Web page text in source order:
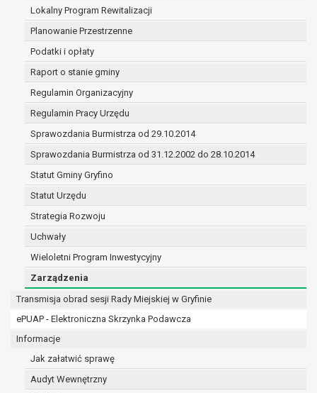
Lokalny Program Rewitalizacji
Planowanie Przestrzenne
Podatki i opłaty
Raport o stanie gminy
Regulamin Organizacyjny
Regulamin Pracy Urzędu
Sprawozdania Burmistrza od 29.10.2014
Sprawozdania Burmistrza od 31.12.2002 do 28.10.2014
Statut Gminy Gryfino
Statut Urzędu
Strategia Rozwoju
Uchwały
Wieloletni Program Inwestycyjny
Zarządzenia
Transmisja obrad sesji Rady Miejskiej w Gryfinie
ePUAP - Elektroniczna Skrzynka Podawcza
Informacje
Jak załatwić sprawę
Audyt Wewnętrzny
(merytorycznych), a także obowiązków i
zadań zleconych przez instytucje
nadrzędne wobec Gminy;
zawarcia i realizacji umów;
ochrony żywotnych interesów osoby, której
wykonania zadania realizowanego w
interesie publicznym lub w ramach
sprawowania władzy publicznej
powierzonej administratorowi;
w pozostałych przypadkach dane osobowe
przetwarzane są wyłącznie na podstawie
wcześniej udzielonej zgody w zakresie i celu
określonym w treści zgody.
W związku z przetwarzaniem danych w celu
wskazanym w pkt. 3, dane osobowe mogą być
udostępniane innym upoważnionym odbiorcom lub
kategoriom odbiorców danych osobowych.
Odbiorcami mogą być:
podmioty, które przetwarzają dane
osobowe w imieniu administratora na
osobowych;
podmioty upoważnione do odbioru danych